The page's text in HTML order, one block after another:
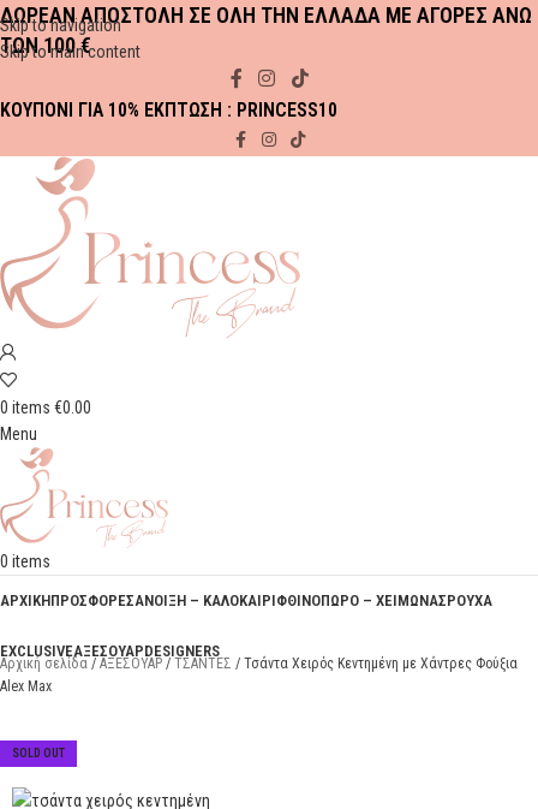
Skip to navigation
Skip to main content
ΔΩΡΕΑΝ ΑΠΟΣΤΟΛΗ ΣΕ ΟΛΗ ΤΗΝ ΕΛΛΑΔΑ ΜΕ ΑΓΟΡΕΣ ΑΝΩ
ΤΩΝ 100 €
ΚΟΥΠΟΝΙ ΓΙΑ 10% ΕΚΠΤΩΣΗ : PRINCESS10
0 items €0.00
Menu
0 items
ΑΡΧΙΚΗΠΡΟΣΦΟΡΕΣΑΝΟΙΞΗ – ΚΑΛΟΚΑΙΡΙΦΘΙΝΟΠΩΡΟ – ΧΕΙΜΩΝΑΣΡΟΥΧΑ
EXCLUSIVEΑΞΕΣΟΥΑΡDESIGNERS
Αρχική σελίδα ΑΞΕΣΟΥΑΡ ΤΣΑΝΤΕΣ
Τσάντα Χειρός Κεντημένη με Χάντρες Φούξια
Alex Max
SOLD OUT